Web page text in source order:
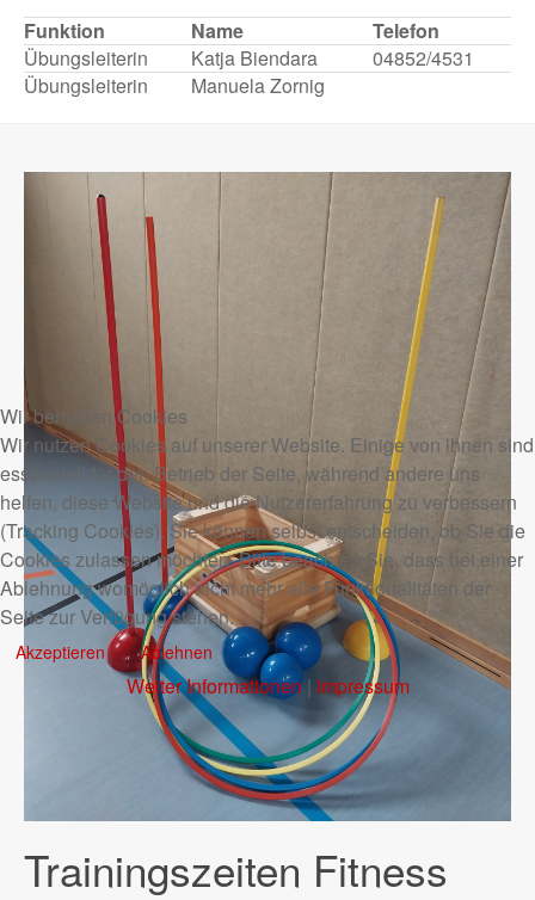
Funktion Name
Telefon
Übungsleiterin
Katja Biendara
04852/4531
Übungsleiterin
Manuela Zornig
Trainingszeiten Fitness
Wir benutzen Cookies
Wir nutzen Cookies auf unserer Website. Einige von ihnen sind
essenziell für den Betrieb der Seite, während andere uns
helfen, diese Website und die Nutzererfahrung zu verbessern
(Tracking Cookies). Sie können selbst entscheiden, ob Sie die
Cookies zulassen möchten. Bitte beachten Sie, dass bei einer
Ablehnung womöglich nicht mehr alle Funktionalitäten der
Seite zur Verfügung stehen.
Akzeptieren Ablehnen
Weiter Informationen| Impressum